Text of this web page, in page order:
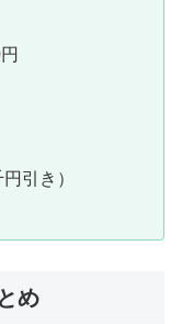
引き）
め